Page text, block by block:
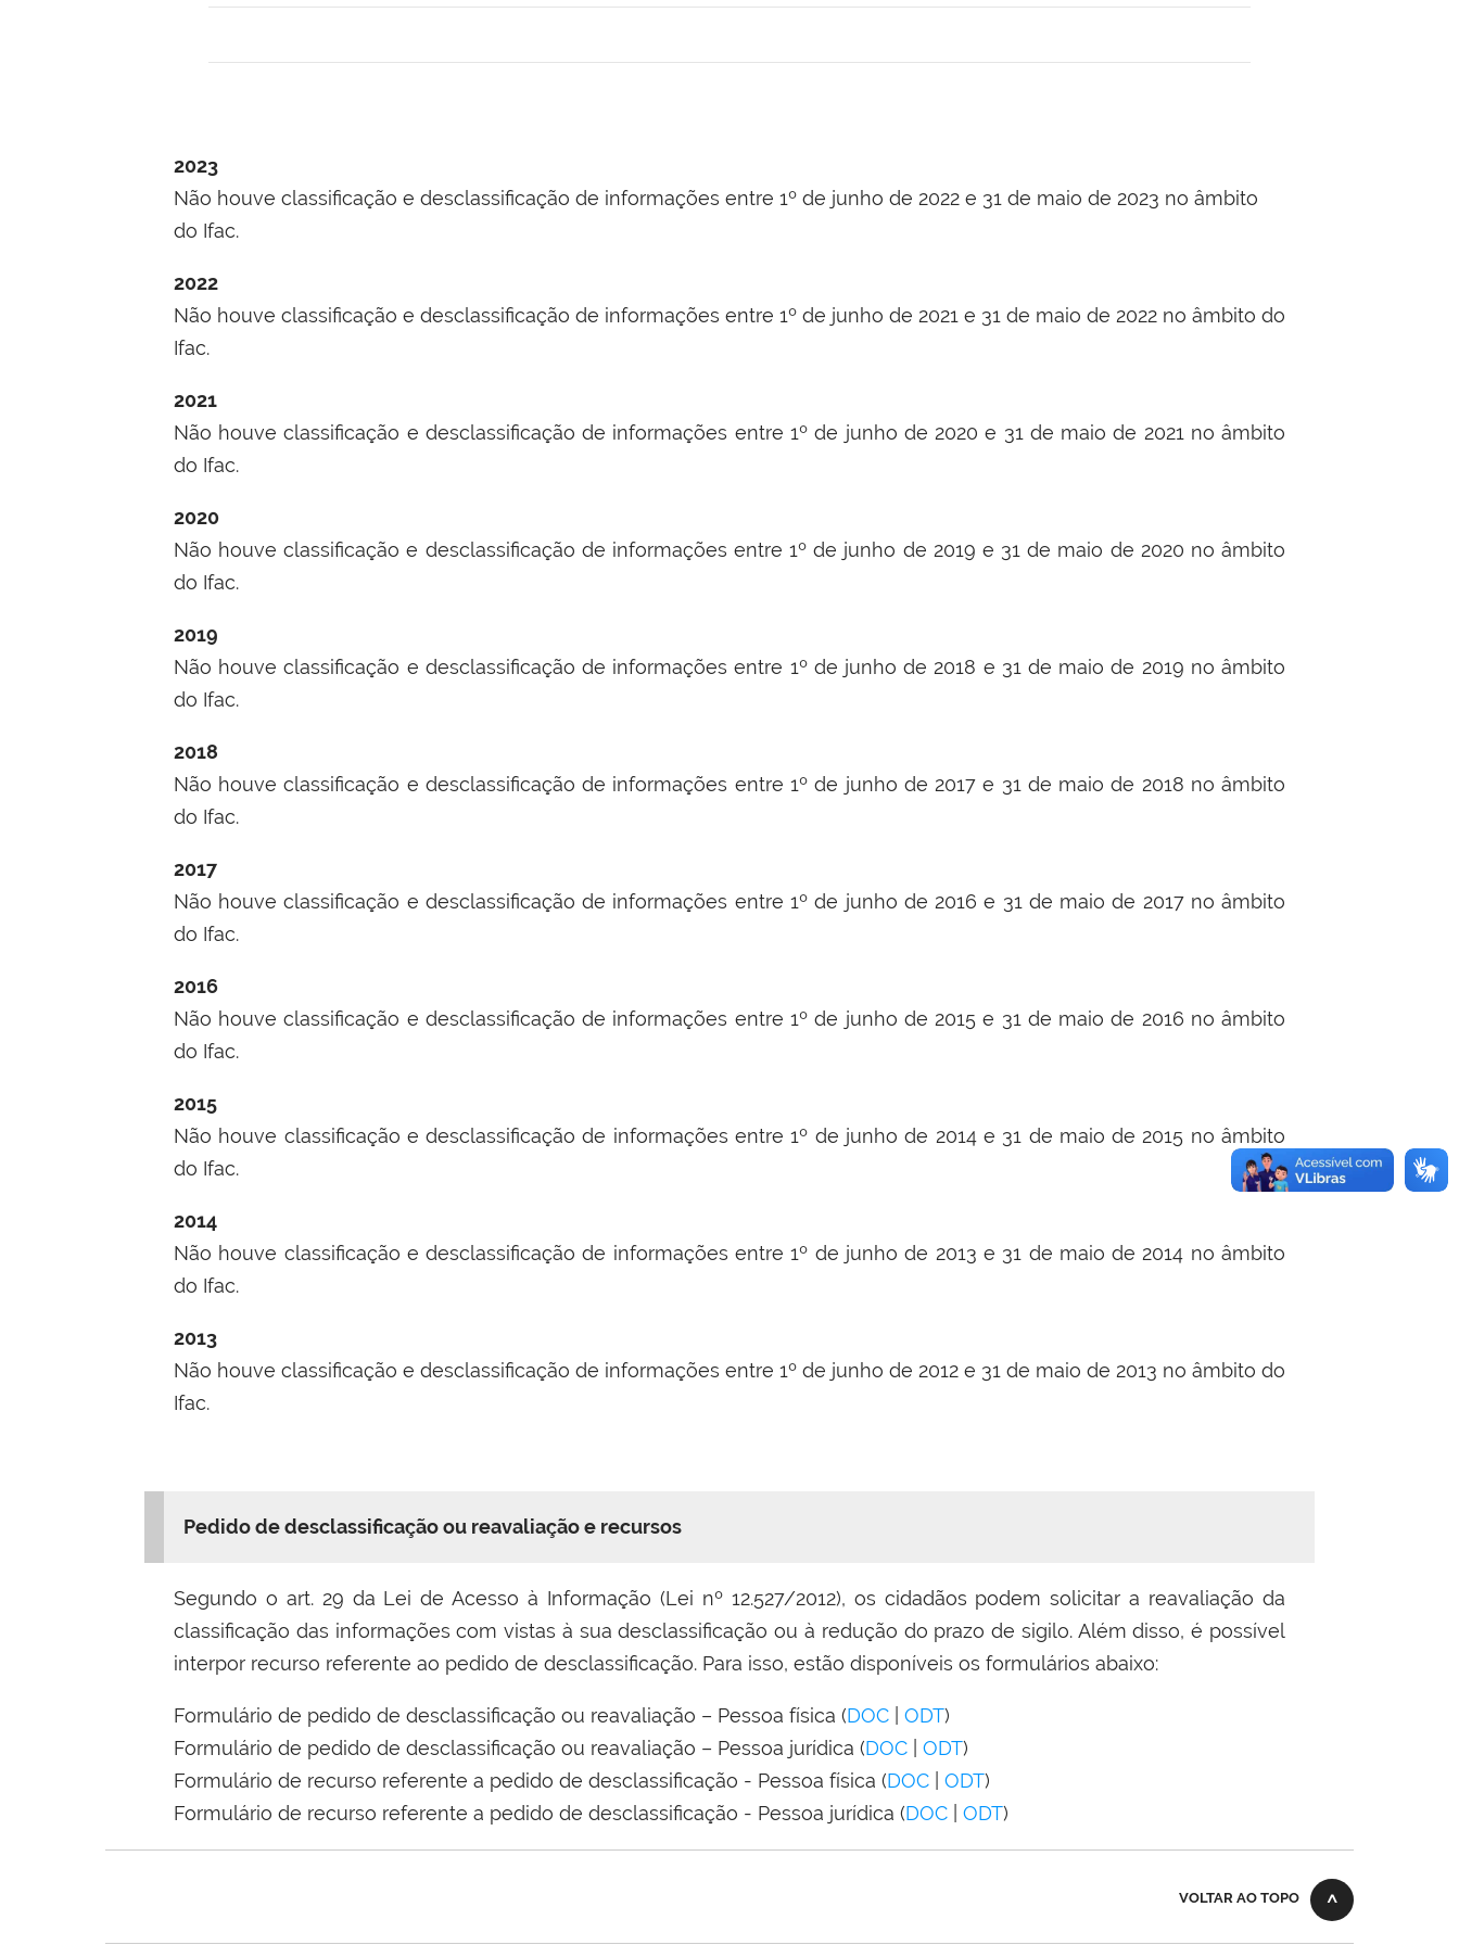
2023
Não houve classificação e desclassificação de informações entre 1º de junho de 2022 e 31 de maio de 2023 no âmbito
do Ifac.
2022
Não houve classificação e desclassificação de informações entre 1º de junho de 2021 e 31 de maio de 2022 no âmbito do
Ifac.
2021
Não houve classificação e desclassificação de informações entre 1º de junho de 2020 e 31 de maio de 2021 no âmbito
do Ifac.
2020
Não houve classificação e desclassificação de informações entre 1º de junho de 2019 e 31 de maio de 2020 no âmbito
do Ifac.
2019
Não houve classificação e desclassificação de informações entre 1º de junho de 2018 e 31 de maio de 2019 no âmbito
do Ifac.
2018
Não houve classificação e desclassificação de informações entre 1º de junho de 2017 e 31 de maio de 2018 no âmbito
do Ifac.
2017
Não houve classificação e desclassificação de informações entre 1º de junho de 2016 e 31 de maio de 2017 no âmbito
do Ifac.
2016
Não houve classificação e desclassificação de informações entre 1º de junho de 2015 e 31 de maio de 2016 no âmbito
do Ifac.
2015
Não houve classificação e desclassificação de informações entre 1º de junho de 2014 e 31 de maio de 2015 no âmbito
do Ifac.
2014
Não houve classificação e desclassificação de informações entre 1º de junho de 2013 e 31 de maio de 2014 no âmbito
do Ifac.
2013
Não houve classificação e desclassificação de informações entre 1º de junho de 2012 e 31 de maio de 2013 no âmbito do
Ifac.
Pedido de desclassificação ou reavaliação e recursos
Segundo o art. 29 da Lei de Acesso à Informação (Lei nº 12.527/2012), os cidadãos podem solicitar a reavaliação da
classificação das informações com vistas à sua desclassificação ou à redução do prazo de sigilo. Além disso, é possível
interpor recurso referente ao pedido de desclassificação. Para isso, estão disponíveis os formulários abaixo:
Formulário de pedido de desclassificação ou reavaliação – Pessoa física (DOC| ODT)
Formulário de pedido de desclassificação ou reavaliação – Pessoa jurídica (DOC| ODT)
Formulário de recurso referente a pedido de desclassificação - Pessoa física (DOC ODT)
Formulário de recurso referente a pedido de desclassificação - Pessoa jurídica (DOC| ODT)
VOLTAR AO TOPO